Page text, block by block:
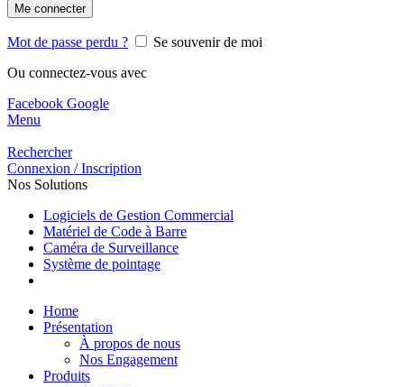
Me connecter
Mot de passe perdu ?
Se souvenir de moi
Ou connectez-vous avec
Facebook Google
Menu
Rechercher
Connexion / Inscription
Nos Solutions
Logiciels de Gestion Commercial
Matériel de Code à Barre
Caméra de Surveillance
Système de pointage
Home
Présentation
À propos de nous
Nos Engagement
Produits